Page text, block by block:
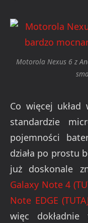
Motorola Nexus 6 z
Co więcej układ
standardzie
pojemności
działa po prostu
już doskonale
Galaxy Note 4
Note EDGE
więc